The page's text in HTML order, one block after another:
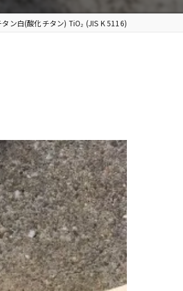
白(酸化チタン) TiO₂ (JIS K 5116)